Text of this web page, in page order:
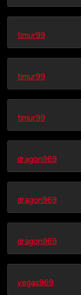
timur99
timur99
timur99
dragon969
dragon969
dragon969
vegas969